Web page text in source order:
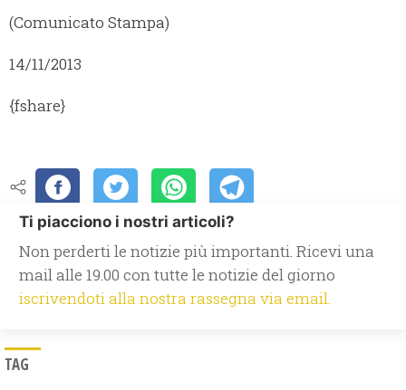
(Comunicato Stampa)
14/11/2013
{fshare}
Ti piacciono i nostri articoli?
Non perderti le notizie più importanti. Ricevi una
mail alle 19.00 con tutte le notizie del giorno
iscrivendoti alla nostra rassegna via email.
TAG